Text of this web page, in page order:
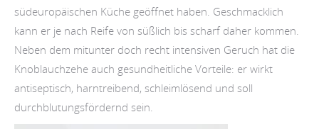
südeuropäischen Küche geöffnet haben. Geschmacklich
kann er je nach Reife von süßlich bis scharf daher kommen.
Neben dem mitunter doch recht intensiven Geruch hat die
Knoblauchzehe auch gesundheitliche Vorteile: er wirkt
antiseptisch, harntreibend, schleimlösend und soll
durchblutungsfördernd sein.